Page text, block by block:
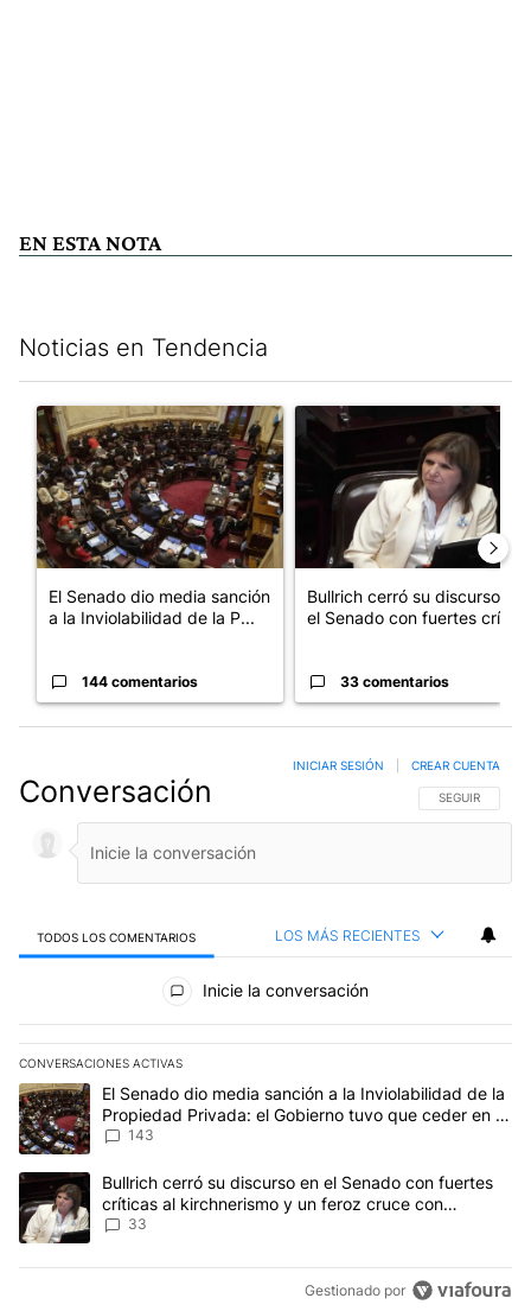
EN ESTA NOTA
Noticias en Tendencia
Un artículo de tendencia con el título "El Senado dio media
El Senado dio media sanción
a la Inviolabilidad de la P...
144 comentarios
Un artículo de tendencia
Bullrich cerró su discurso en
el Senado con fuertes crí...
33 comentarios
Conversación SIGA ESTA
SEGUIR
INICIAR SESIÓN CREAR CUENTA
TODOS LOS COMENTARIOS LOS MÁS RECIENTES
Todos los comentarios
Inicie la conversación
CONVERSACIONES ACTIVAS
Este listado muestra los artículos con más comentarios en los
Un artículo de tendencia con el título "El Senado dio media
El Senado dio media sanción a la Inviolabilidad de la
Propiedad Privada: el Gobierno tuvo que ceder en la
Ley del Manejo del Fuego
143
Un artículo de tendencia con el título "Bullrich cerró su discurso
Bullrich cerró su discurso en el Senado con fuertes
críticas al kirchnerismo y un feroz cruce con
Capitanich al que le gritó “¡cállate!”
33
Gestionado por